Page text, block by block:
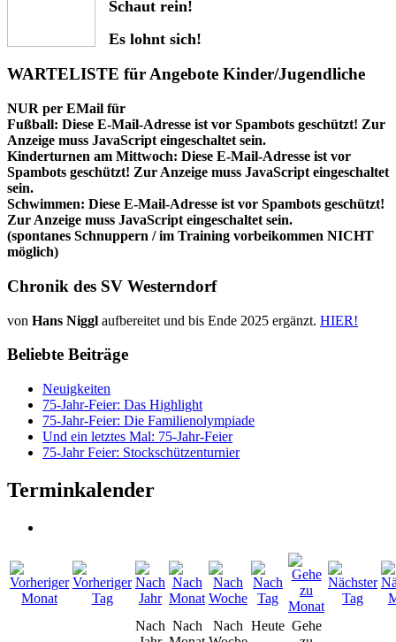
Schaut rein!
Es lohnt sich!
WARTELISTE für Angebote Kinder/Jugendliche
NUR per EMail für
Fußball: Diese E-Mail-Adresse ist vor Spambots geschützt! Zur
Anzeige muss JavaScript eingeschaltet sein.
Kinderturnen am Mittwoch: Diese E-Mail-Adresse ist vor
Spambots geschützt! Zur Anzeige muss JavaScript eingeschaltet
sein.
Schwimmen: Diese E-Mail-Adresse ist vor Spambots geschützt!
Zur Anzeige muss JavaScript eingeschaltet sein.
(spontanes Schnuppern / im Training vorbeikommen NICHT
möglich)
Chronik des SV Westerndorf
von Hans Niggl aufbereitet und bis Ende 2025 ergänzt. HIER!
Beliebte Beiträge
Neuigkeiten
75-Jahr-Feier: Das Highlight
75-Jahr-Feier: Die Familienolympiade
Und ein letztes Mal: 75-Jahr-Feier
75-Jahr Feier: Stockschützenturnier
Terminkalender
Nach Nach
Nach Heute Gehe